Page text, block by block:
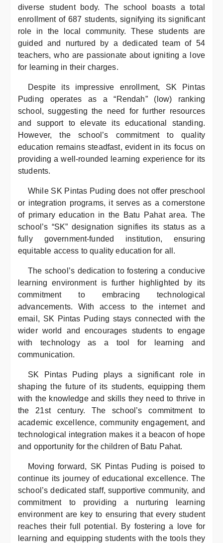
diverse student body. The school boasts a total
enrollment of 687 students, signifying its significant
role in the local community. These students are
guided and nurtured by a dedicated team of 54
teachers, who are passionate about igniting a love
for learning in their charges.
Despite its impressive enrollment, SK Pintas
Puding operates as a “Rendah” (low) ranking
school, suggesting the need for further resources
and support to elevate its educational standing.
However, the school’s commitment to quality
education remains steadfast, evident in its focus on
providing a well-rounded learning experience for its
students.
While SK Pintas Puding does not offer preschool
or integration programs, it serves as a cornerstone
of primary education in the Batu Pahat area. The
school’s “SK” designation signifies its status as a
fully government-funded institution, ensuring
equitable access to quality education for all.
The school’s dedication to fostering a conducive
learning environment is further highlighted by its
commitment to embracing technological
advancements. With access to the internet and
email, SK Pintas Puding stays connected with the
wider world and encourages students to engage
with technology as a tool for learning and
communication.
SK Pintas Puding plays a significant role in
shaping the future of its students, equipping them
with the knowledge and skills they need to thrive in
the 21st century. The school’s commitment to
academic excellence, community engagement, and
technological integration makes it a beacon of hope
and opportunity for the children of Batu Pahat.
Moving forward, SK Pintas Puding is poised to
continue its journey of educational excellence. The
school’s dedicated staff, supportive community, and
commitment to providing a nurturing learning
environment are key to ensuring that every student
reaches their full potential. By fostering a love for
learning and equipping students with the tools they